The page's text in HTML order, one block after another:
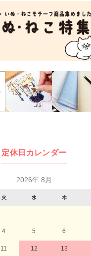
定休日カレンダー
2026年 8月
火 水 木
4 5 6
11 12 13